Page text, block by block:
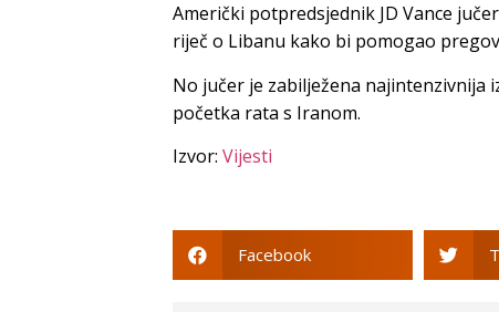
Američki potpredsjednik JD Vance
riječ o Libanu kako bi pomogao
No jučer je zabilježena najintenzivnija
početka rata s Iranom.
Izvor: Vijesti
Facebook